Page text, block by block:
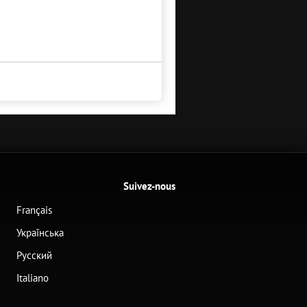
Français
Українська
Русский
Italiano
Suivez-nous